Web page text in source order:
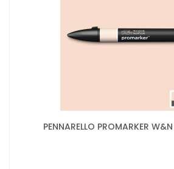
PENNARELLO PROMARKER